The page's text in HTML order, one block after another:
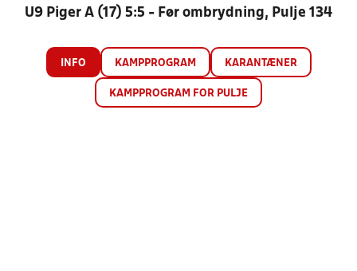
U9 Piger A (17) 5:5 - Før ombrydning, Pulje 134
INFO KAMPPROGRAM KARANTÆNER
KAMPPROGRAM FOR PULJE